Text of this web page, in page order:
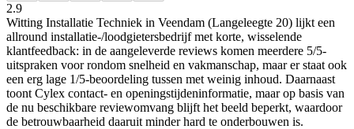
2.9
Witting Installatie Techniek in Veendam (Langeleegte 20) lijkt een
allround installatie-/loodgietersbedrijf met korte, wisselende
klantfeedback: in de aangeleverde reviews komen meerdere 5/5-
uitspraken voor rondom snelheid en vakmanschap, maar er staat ook
een erg lage 1/5-beoordeling tussen met weinig inhoud. Daarnaast
toont Cylex contact- en openingstijdeninformatie, maar op basis van
de nu beschikbare reviewomvang blijft het beeld beperkt, waardoor
de betrouwbaarheid daaruit minder hard te onderbouwen is.